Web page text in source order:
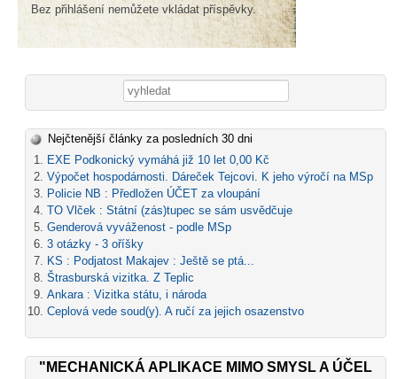
Bez přihlášení nemůžete vkládat příspěvky.
Vyhledávání
Nejčtenější články za posledních 30 dni
EXE Podkonický vymáhá již 10 let 0,00 Kč
Výpočet hospodárnosti. Dáreček Tejcovi. K jeho výročí na MSp
Policie NB : Předložen ÚČET za vloupání
TO Vlček : Státní (zás)tupec se sám usvědčuje
Genderová vyváženost - podle MSp
3 otázky - 3 oříšky
KS : Podjatost Makajev : Ještě se ptá...
Štrasburská vizitka. Z Teplic
Ankara : Vizitka státu, i národa
Ceplová vede soud(y). A ručí za jejich osazenstvo
"MECHANICKÁ APLIKACE MIMO SMYSL A ÚČEL